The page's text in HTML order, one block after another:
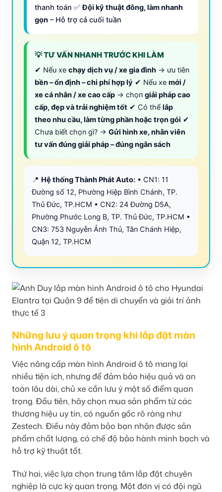
thanh toán ✅Đội kỹ thuật đông, làm nhanh
gọn – Hỗ trợ cả cuối tuần
💡 TƯ VẤN NHANH TRƯỚC KHI LÀM
✔ Nếu xe chạy dịch vụ / xe gia đình → ưu tiên
bền – ổn định – chi phí hợp lý ✔ Nếu xe mới /
xe cá nhân / xe cao cấp → chọn giải pháp cao
cấp, đẹp và trải nghiệm tốt ✔ Có thể lắp
theo nhu cầu, làm từng phần hoặc trọn gói ✔
Chưa biết chọn gì? → Gửi hình xe, nhân viên
tư vấn đúng giải pháp – đúng ngân sách
📍 Hệ thống Thành Phát Auto: • CN1: 11
Đường số 12, Phường Hiệp Bình Chánh, TP.
Thủ Đức, TP.HCM • CN2: 24 Đường D5A,
Phường Phước Long B, TP. Thủ Đức, TP.HCM •
CN3: 753 Nguyễn Ảnh Thủ, Tân Chánh Hiệp,
Quận 12, TP.HCM
Những lưu ý quan trọng khi lắp đặt màn
hình Android ô tô
Việc nâng cấp màn hình Android ô tô mang lại
nhiều tiện ích, nhưng để đảm bảo hiệu quả và an
toàn lâu dài, chủ xe cần lưu ý một số điểm quan
trọng. Đầu tiên, hãy chọn mua sản phẩm từ các
thương hiệu uy tín, có nguồn gốc rõ ràng như
Zestech. Điều này đảm bảo bạn nhận được sản
phẩm chất lượng, có chế độ bảo hành minh bạch và
hỗ trợ kỹ thuật tốt.
Thứ hai, việc lựa chọn trung tâm lắp đặt chuyên
nghiệp là cực kỳ quan trọng. Một đơn vị có đội ngũ